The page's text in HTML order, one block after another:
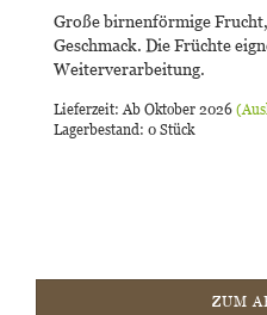
Große birnenförmige
Geschmack. Die Früchte
Weiterverarbeitung.
Lieferzeit: Ab Oktober 2026
Lagerbestand: 0 Stück
ZUM